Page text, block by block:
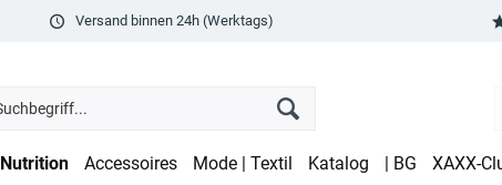
Versand binnen 24h (Werktags)
Nutrition Accessoires Mode | Textil Katalog | BG XAXX-